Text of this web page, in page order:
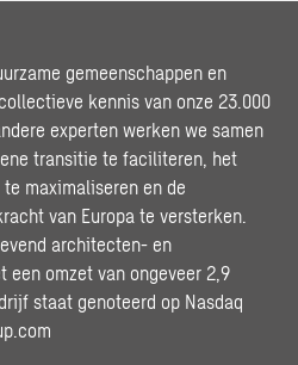
gemeenschappen en
kennis van onze 23.000
experten werken we samen
transitie te faciliteren, het
maximaliseren en de
van Europa te versterken.
architecten- en
een omzet van ongeveer 2,9
staat genoteerd op Nasdaq